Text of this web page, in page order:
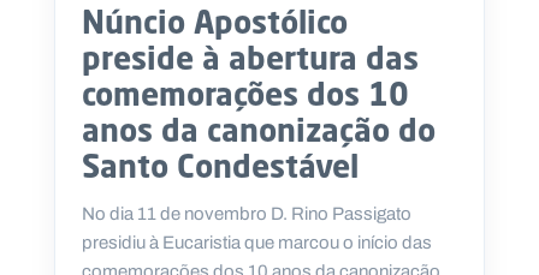
Núncio Apostólico
preside à abertura das
comemorações dos 10
anos da canonização do
Santo Condestável
No dia 11 de novembro D. Rino Passigato
presidiu à Eucaristia que marcou o início das